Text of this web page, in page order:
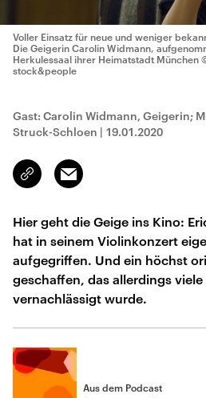
Voller Einsatz für neue und weniger
Die Geigerin Carolin Widmann,
Herkulessaal ihrer Heimatstadt München
stock&people
Gast: Carolin Widmann, Geigerin;
Struck-Schloen | 19.01.2020
Link
kopieren/teilen
Email
Hier geht die Geige ins Kino:
hat in seinem Violinkonzert
aufgegriffen. Und ein höchst
geschaffen, das allerdings viele
vernachlässigt wurde.
Aus dem Podcast